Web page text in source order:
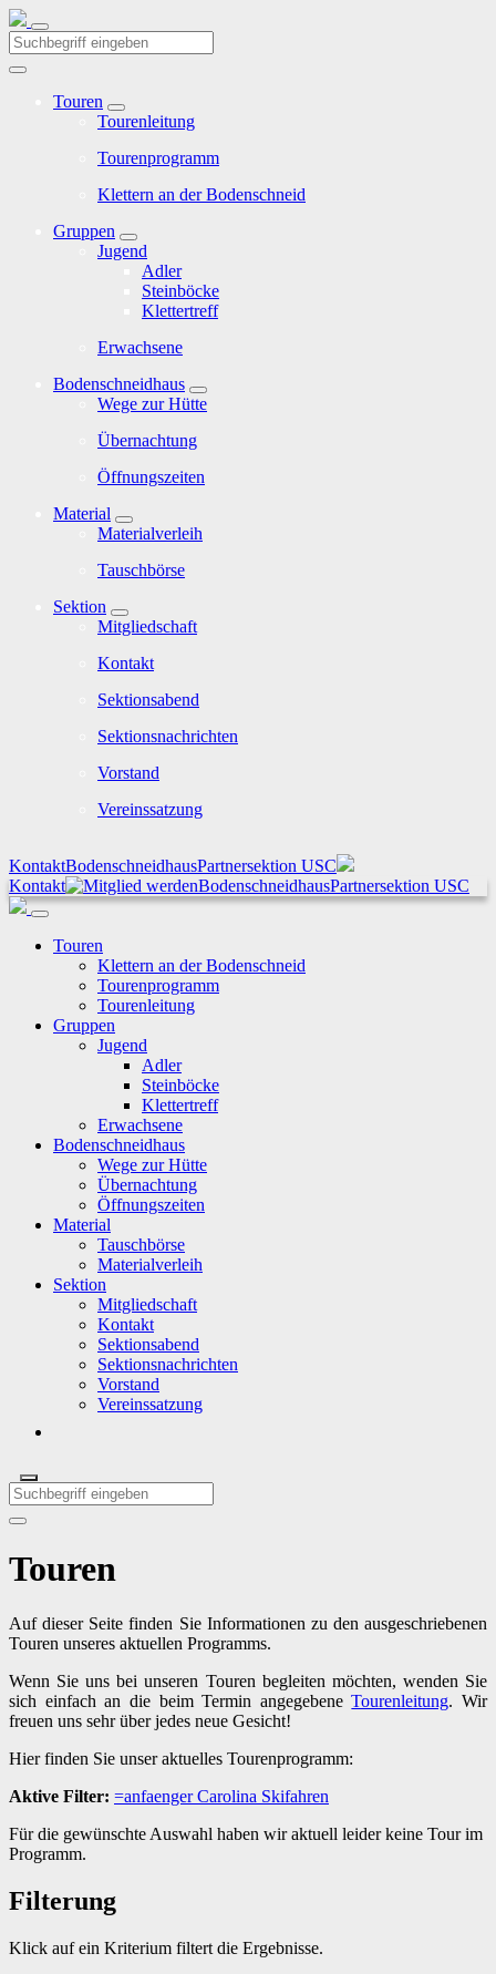
Touren
Tourenleitung
Tourenprogramm
Klettern an der Bodenschneid
Gruppen
Jugend
Adler
Steinböcke
Klettertreff
Erwachsene
Bodenschneidhaus
Wege zur Hütte
Übernachtung
Öffnungszeiten
Material
Materialverleih
Tauschbörse
Sektion
Mitgliedschaft
Kontakt
Sektionsabend
Sektionsnachrichten
Vorstand
Vereinssatzung
KontaktBodenschneidhausPartnersektion USC
Kontakt
BodenschneidhausPartnersektion USC
Touren
Klettern an der Bodenschneid
Tourenprogramm
Tourenleitung
Gruppen
Jugend
Adler
Steinböcke
Klettertreff
Erwachsene
Bodenschneidhaus
Wege zur Hütte
Übernachtung
Öffnungszeiten
Material
Tauschbörse
Materialverleih
Sektion
Mitgliedschaft
Kontakt
Sektionsabend
Sektionsnachrichten
Vorstand
Vereinssatzung
Touren
Auf dieser Seite finden Sie Informationen zu den ausgeschriebenen
Touren unseres aktuellen Programms.
Wenn Sie uns bei unseren Touren begleiten möchten, wenden Sie
sich einfach an die beim Termin angegebeneTourenleitung. Wir
freuen uns sehr über jedes neue Gesicht!
Hier finden Sie unser aktuelles Tourenprogramm:
Aktive Filter: =anfaengerCarolina Skifahren
Für die gewünschte Auswahl haben wir aktuell leider keine Tour im
Programm.
Filterung
Klick auf ein Kriterium filtert die Ergebnisse.